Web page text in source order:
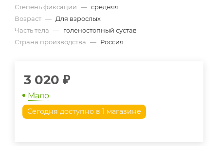
Степень фиксации — средняя
Возраст — Для взрослых
Часть тела — голеностопный сустав
Страна производства — Россия
3 020 ₽
Мало
Сегодня доступно в 1 магазине